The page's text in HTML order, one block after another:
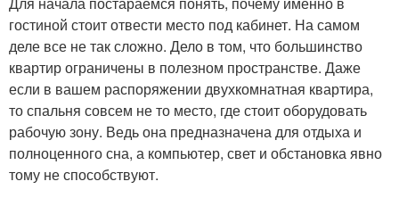
гостиной стоит отвести место под кабинет. На самом
деле все не так сложно. Дело в том, что большинство
квартир ограничены в полезном пространстве. Даже
если в вашем распоряжении двухкомнатная квартира,
то спальня совсем не то место, где стоит оборудовать
рабочую зону. Ведь она предназначена для отдыха и
полноценного сна, а компьютер, свет и обстановка явно
тому не способствуют.